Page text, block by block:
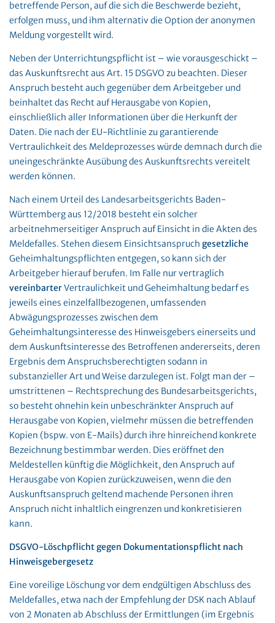
betreffende Person, auf die sich die Beschwerde bezieht,
erfolgen muss, und ihm alternativ die Option der anonymen
Meldung vorgestellt wird.
Neben der Unterrichtungspflicht ist – wie vorausgeschickt –
das Auskunftsrecht aus Art. 15 DSGVO zu beachten. Dieser
Anspruch besteht auch gegenüber dem Arbeitgeber und
beinhaltet das Recht auf Herausgabe von Kopien,
einschließlich aller Informationen über die Herkunft der
Daten. Die nach der EU-Richtlinie zu garantierende
Vertraulichkeit des Meldeprozesses würde demnach durch die
uneingeschränkte Ausübung des Auskunftsrechts vereitelt
werden können.
Nach einem Urteil des Landesarbeitsgerichts Baden-
Württemberg aus 12/2018 besteht ein solcher
arbeitnehmerseitiger Anspruch auf Einsicht in die Akten des
Meldefalles. Stehen diesem Einsichtsanspruch gesetzliche
Geheimhaltungspflichten entgegen, so kann sich der
Arbeitgeber hierauf berufen. Im Falle nur vertraglich
vereinbarterVertraulichkeit und Geheimhaltung bedarf es
jeweils eines einzelfallbezogenen, umfassenden
Abwägungsprozesses zwischen dem
Geheimhaltungsinteresse des Hinweisgebers einerseits und
dem Auskunftsinteresse des Betroffenen andererseits, deren
Ergebnis dem Anspruchsberechtigten sodann in
substanzieller Art und Weise darzulegen ist. Folgt man der –
umstrittenen – Rechtsprechung des Bundesarbeitsgerichts,
so besteht ohnehin kein unbeschränkter Anspruch auf
Herausgabe von Kopien, vielmehr müssen die betreffenden
Kopien (bspw. von E-Mails) durch ihre hinreichend konkrete
Bezeichnung bestimmbar werden. Dies eröffnet den
Meldestellen künftig die Möglichkeit, den Anspruch auf
Herausgabe von Kopien zurückzuweisen, wenn die den
Auskunftsanspruch geltend machende Personen ihren
Anspruch nicht inhaltlich eingrenzen und konkretisieren
kann.
DSGVO-Löschpflicht gegen Dokumentationspflicht nach
Hinweisgebergesetz
Eine voreilige Löschung vor dem endgültigen Abschluss des
Meldefalles, etwa nach der Empfehlung der DSK nach Ablauf
von 2 Monaten ab Abschluss der Ermittlungen (im Ergebnis